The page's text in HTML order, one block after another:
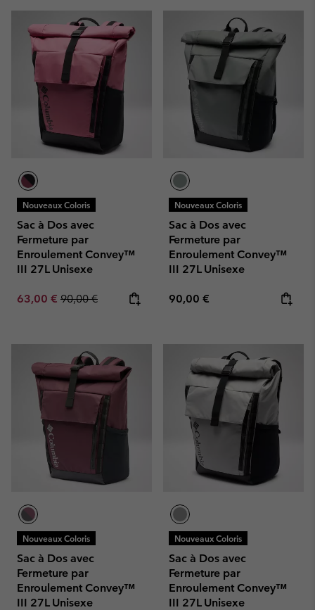
Nouveaux Coloris
Sac à Dos avec
Fermeture par
Enroulement Convey™
III 27L Unisexe
Sale price:
63,00 € Regular price:
90,00 €
Nouveaux Coloris
Sac à Dos avec
Fermeture par
Enroulement Convey™
III 27L Unisexe
Regular price:
90,00 €
Nouveaux Coloris
Sac à Dos avec
Fermeture par
Enroulement Convey™
III 27L Unisexe
Nouveaux Coloris
Sac à Dos avec
Fermeture par
Enroulement Convey™
III 27L Unisexe